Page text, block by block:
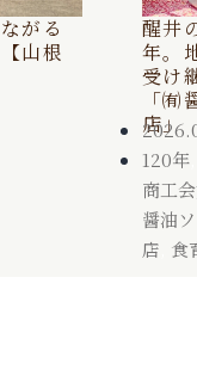
がる
山根
醒井
年。
受け
「
店」
120年
商工
醤油
店 食